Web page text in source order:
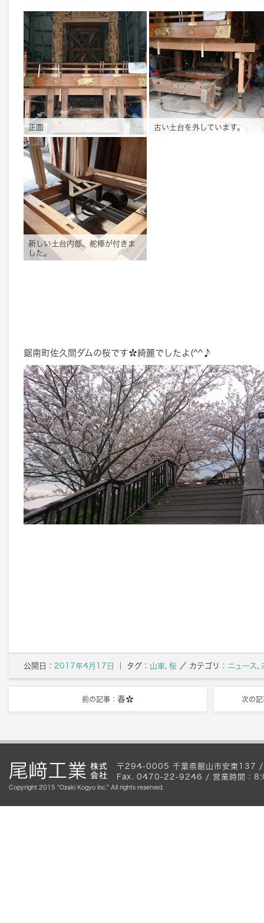
正面 古い土台を外しています。
新しい土台内部、舵棒が付きま
した。
鋸南町佐久間ダムの桜です✿綺麗でしたよ(^^♪
公開日： 2017年4月17日 ｜ タグ： 山車, 桜 ／ カテゴリ： ニュース ,
前の記事： 春✿ 次の
〒294-0005 千葉県館山市安東
Fax. 0470-22-9246 / 営業時間：
Copyright 2015 "Ozaki Kogyo Inc." All rights reserved.